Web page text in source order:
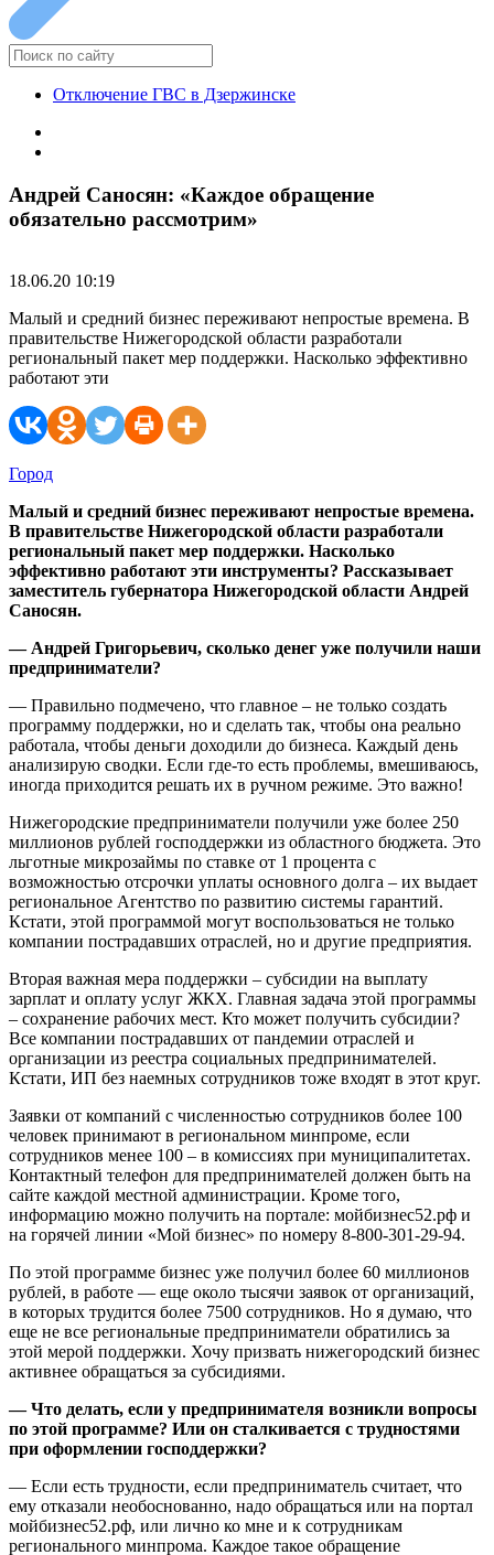
Отключение ГВС в Дзержинске
Андрей Саносян: «Каждое обращение
обязательно рассмотрим»
18.06.20 10:19
Малый и средний бизнес переживают непростые времена. В
правительстве Нижегородской области разработали
региональный пакет мер поддержки. Насколько эффективно
работают эти
Город
Малый и средний бизнес переживают непростые времена.
В правительстве Нижегородской области разработали
региональный пакет мер поддержки. Насколько
эффективно работают эти инструменты? Рассказывает
заместитель губернатора Нижегородской области Андрей
Саносян.
— Андрей Григорьевич, сколько денег уже получили наши
предприниматели?
— Правильно подмечено, что главное – не только создать
программу поддержки, но и сделать так, чтобы она реально
работала, чтобы деньги доходили до бизнеса. Каждый день
анализирую сводки. Если где-то есть проблемы, вмешиваюсь,
иногда приходится решать их в ручном режиме. Это важно!
Нижегородские предприниматели получили уже более 250
миллионов рублей господдержки из областного бюджета. Это
льготные микрозаймы по ставке от 1 процента с
возможностью отсрочки уплаты основного долга – их выдает
региональное Агентство по развитию системы гарантий.
Кстати, этой программой могут воспользоваться не только
компании пострадавших отраслей, но и другие предприятия.
Вторая важная мера поддержки – субсидии на выплату
зарплат и оплату услуг ЖКХ. Главная задача этой программы
– сохранение рабочих мест. Кто может получить субсидии?
Все компании пострадавших от пандемии отраслей и
организации из реестра социальных предпринимателей.
Кстати, ИП без наемных сотрудников тоже входят в этот круг.
Заявки от компаний с численностью сотрудников более 100
человек принимают в региональном минпроме, если
сотрудников менее 100 – в комиссиях при муниципалитетах.
Контактный телефон для предпринимателей должен быть на
сайте каждой местной администрации. Кроме того,
информацию можно получить на портале: мойбизнес52.рф и
на горячей линии «Мой бизнес» по номеру 8-800-301-29-94.
По этой программе бизнес уже получил более 60 миллионов
рублей, в работе — еще около тысячи заявок от организаций,
в которых трудится более 7500 сотрудников. Но я думаю, что
еще не все региональные предприниматели обратились за
этой мерой поддержки. Хочу призвать нижегородский бизнес
активнее обращаться за субсидиями.
— Что делать, если у предпринимателя возникли вопросы
по этой программе? Или он сталкивается с трудностями
при оформлении господдержки?
— Если есть трудности, если предприниматель считает, что
ему отказали необоснованно, надо обращаться или на портал
мойбизнес52.рф, или лично ко мне и к сотрудникам
регионального минпрома. Каждое такое обращение